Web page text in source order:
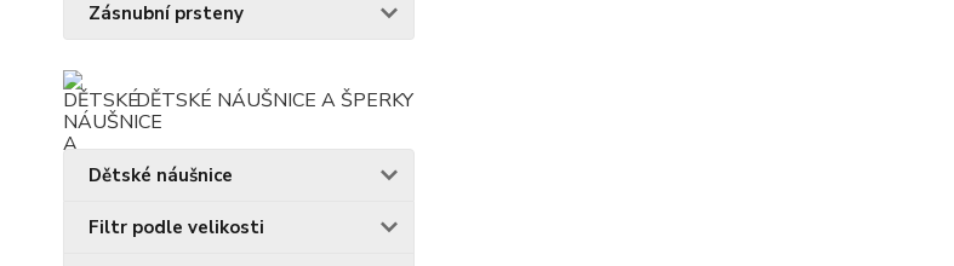
Zásnubní prsteny
DĚTSKÉ NÁUŠNICE A ŠPERKY
Dětské náušnice
Filtr podle velikosti